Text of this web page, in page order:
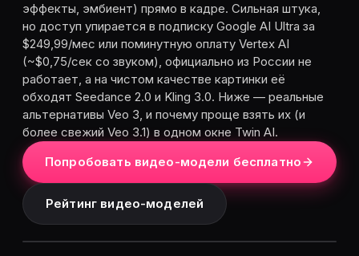
эффекты, эмбиент) прямо в кадре. Сильная штука,
но доступ упирается в подписку Google AI Ultra за
$249,99/мес или поминутную оплату Vertex AI
(~$0,75/сек со звуком), официально из России не
работает, а на чистом качестве картинки её
обходят Seedance 2.0 и Kling 3.0. Ниже — реальные
альтернативы Veo 3, и почему проще взять их (и
более свежий Veo 3.1) в одном окне Twin AI.
Попробовать видео-модели бесплатно
Рейтинг видео-моделей